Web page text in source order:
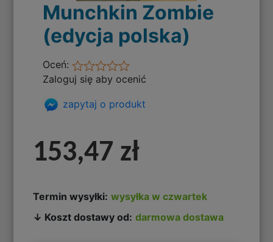
Munchkin Zombie
(edycja polska)
Oceń:
Zaloguj się aby ocenić
zapytaj o produkt
153,47 zł
Termin wysyłki: wysyłka w czwartek
↓ Koszt dostawy od: darmowa dostawa